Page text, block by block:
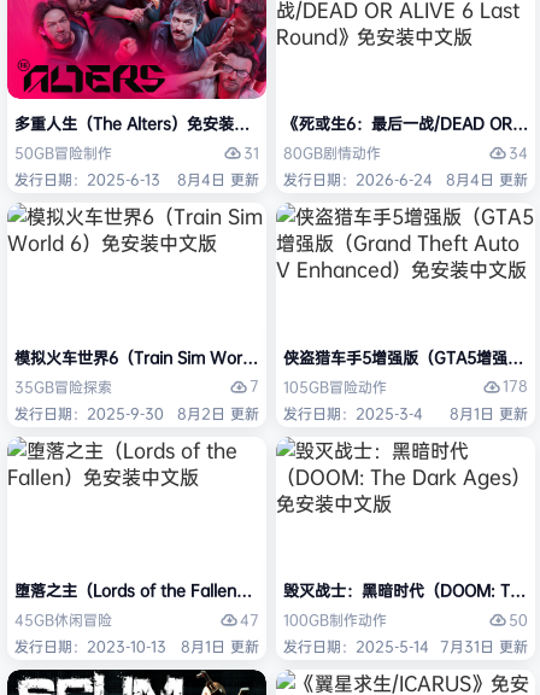
多重人生（The Alters）免安装中文版
50GB冒险制作
31
发行日期：2025-6-13
8月4日 更新
《死或生6：最后一战/DEAD OR
80GB剧情动作
34
发行日期：2026-6-24
8月4日 更新
模拟火车世界6（Train Sim World 6）免安装中文版
35GB冒险探索
7
发行日期：2025-9-30
8月2日 更新
侠盗猎车手5增强版（GTA5增强版
105GB冒险动作
178
发行日期：2025-3-4
8月1日 更新
堕落之主（Lords of the Fallen）免安装中文版
45GB休闲冒险
47
发行日期：2023-10-13
8月1日 更新
毁灭战士：黑暗时代（DOOM: The
100GB制作动作
50
发行日期：2025-5-14 7月31日 更新